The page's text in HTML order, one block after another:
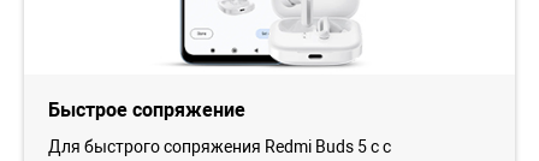
Быстрое сопряжение
Для быстрого сопряжения Redmi Buds 5 с с